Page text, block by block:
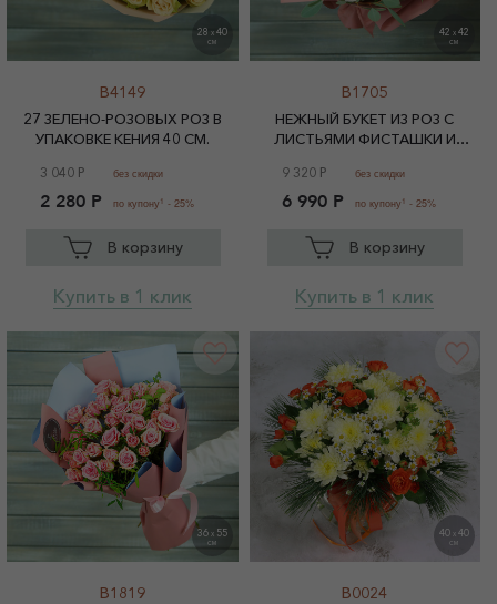
28 X40
СМ
B4149
27 ЗЕЛЕНО-РОЗОВЫХ РОЗ В
УПАКОВКЕ КЕНИЯ 40 СМ.
3 040 Р без скидки
2 280 Р по купону 1 - 25%
В корзину
Купить в 1 клик
42 X42
СМ
B1705
НЕЖНЫЙ БУКЕТ ИЗ РОЗ С
ЛИСТЬЯМИ ФИСТАШКИ И
9 320 Р без скидки
6 990 Р по купону 1 - 25%
В корзину
Купить в 1 клик
36 X55
СМ
B1819
40 X40
СМ
B0024